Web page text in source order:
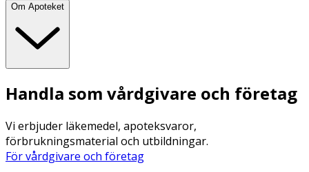
Om Apoteket
Handla som vårdgivare och företag
Vi erbjuder läkemedel, apoteksvaror,
förbrukningsmaterial och utbildningar.
För vårdgivare och företag